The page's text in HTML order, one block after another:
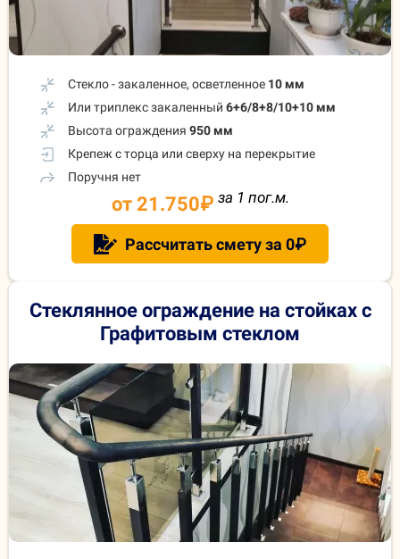
Стекло - закаленное, осветленное 10 мм
Или триплекс закаленный 6+6/8+8/10+10 мм
Высота ограждения 950 мм
Крепеж с торца или сверху на перекрытие
Поручня нет
от 21.750₽ за 1 пог.м.
Рассчитать смету за 0₽
Стеклянное ограждение на стойках с
Графитовым стеклом